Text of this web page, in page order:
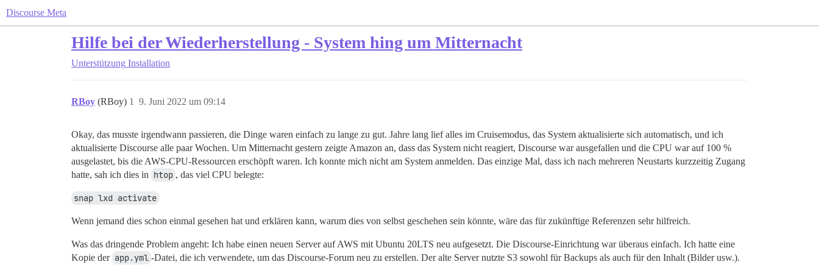
Discourse Meta
Hilfe bei der Wiederherstellung - System hing um Mitternacht
Unterstützung Installation
RBoy (RBoy) 9. Juni 2022 um 09:14
1
Okay, das musste irgendwann passieren, die Dinge waren einfach zu lange zu gut. Jahre lang lief alles im Cruisemodus, das System aktualisierte sich automatisch, und ich
aktualisierte Discourse alle paar Wochen. Um Mitternacht gestern zeigte Amazon an, dass das System nicht reagiert, Discourse war ausgefallen und die CPU war auf 100 %
ausgelastet, bis die AWS-CPU-Ressourcen erschöpft waren. Ich konnte mich nicht am System anmelden. Das einzige Mal, dass ich nach mehreren Neustarts kurzzeitig Zugang
hatte, sah ich dies in htop , das viel CPU belegte:
snap lxd activate
Wenn jemand dies schon einmal gesehen hat und erklären kann, warum dies von selbst geschehen sein könnte, wäre das für zukünftige Referenzen sehr hilfreich.
Was das dringende Problem angeht: Ich habe einen neuen Server auf AWS mit Ubuntu 20LTS neu aufgesetzt. Die Discourse-Einrichtung war überaus einfach. Ich hatte eine
Kopie der app.yml -Datei, die ich verwendete, um das Discourse-Forum neu zu erstellen. Der alte Server nutzte S3 sowohl für Backups als auch für den Inhalt (Bilder usw.).